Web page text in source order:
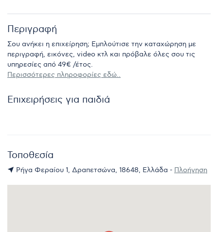
Περιγραφή
Σου ανήκει η επιχείρηση; Εμπλούτισε την καταχώρηση με
περιγραφή, εικόνες, video κτλ και πρόβαλε όλες σου τις
υπηρεσίες από 49€ /έτος.
Περισσότερες πληροφορίες εδώ..
Επιχειρήσεις για παιδιά
Τοποθεσία
Ρήγα Φεραίου 1, Δραπετσώνα, 18648, Ελλάδα - Πλοήγηση